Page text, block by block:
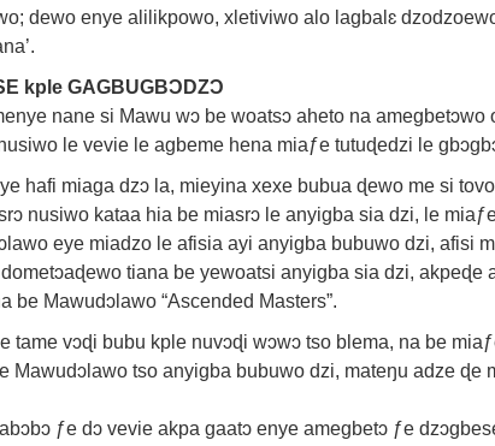
dewo enye alilikpowo, xletiviwo alo lagbalɛ
kple GAGBUGBƆDZƆ
nane si Mawu wɔ be woatsɔ aheto na
le vevie le agbeme hena miaƒe tutuɖedzi le
hafi miaga dzɔ la, mieyina xexe bubua ɖewo me si
nusiwo kataa hia be miasrɔ le anyigba sia dzi, le
eye miadzo le afisia ayi anyigba bubuwo dzi, afisi
tiana be yewoatsi anyigba sia dzi, akpeɖe
be Mawudɔlawo “Ascended Masters”.
tame vɔɖi bubu kple nuvɔɖi wɔwɔ tso blema, na be
Mawudɔlawo tso anyigba bubuwo dzi, mateŋu adze ɖe
ƒe dɔ vevie akpa gaatɔ enye amegbetɔ ƒe